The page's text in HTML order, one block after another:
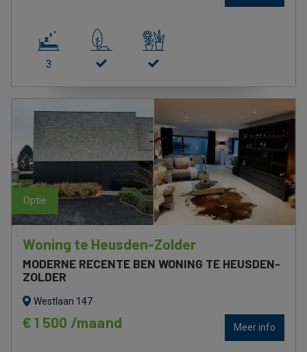
3
optie
optie
Woning te Heusden-Zolder
Westlaan 147
MODERNE RECENTE BEN WONING TE HEUSDEN-
ZOLDER
€ 1 500 /maand Meer info